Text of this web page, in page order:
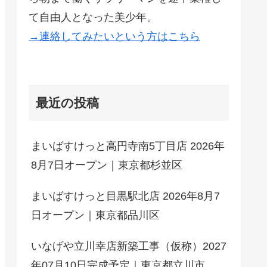
て自由人となった美少年。
→連絡してみたいという方はこちら
最近の投稿
まいばすけっと高円寺南5丁目店 2026年
8月7日オープン｜東京都杉並区
まいばすけっと目黒駅北店 2026年8月7
日オープン｜東京都品川区
いなげや立川幸店新築工事（仮称）2027